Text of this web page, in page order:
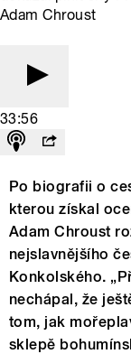
Adam Chroust
33:56
Po biografii o
kterou získal
Adam Chroust
nejslavnějšího
Konkolského.
nechápal, že
tom, jak
sklepě